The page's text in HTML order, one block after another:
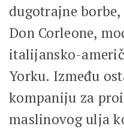
dugotrajne
Don Corleone,
italijansko-
Yorku. Između
kompaniju za
maslinovog ulja